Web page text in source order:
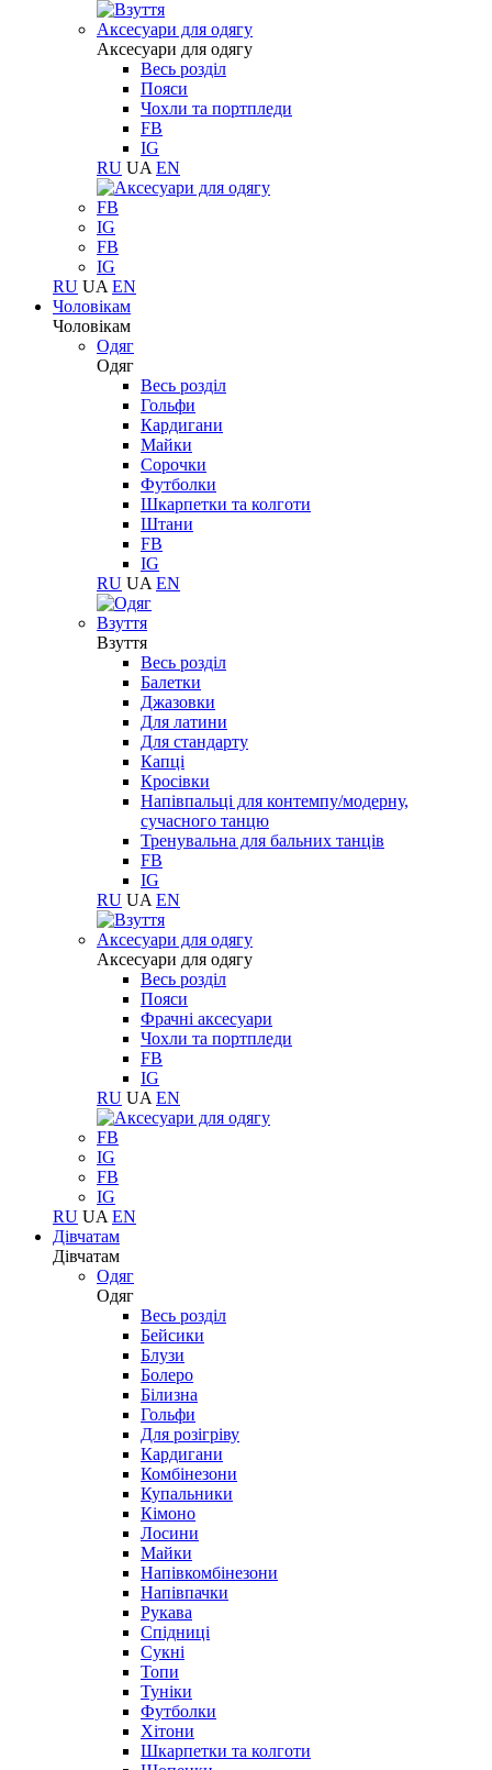
Aксесуари для одягу
Aксесуари для одягу
Весь розділ
Пояси
Чохли та портпледи
FB
IG
RU UA EN
FB
IG
FB
IG
RU UA EN
Чоловікам
Чоловікам
Одяг
Одяг
Весь розділ
Гольфи
Кардигани
Майки
Сорочки
Футболки
Шкарпетки та колготи
Штани
FB
IG
RU UA EN
Взуття
Взуття
Весь розділ
Балетки
Джазовки
Для латини
Для стандарту
Капці
Кросівки
Напівпальці для контемпу/модерну,
сучасного танцю
Тренувальна для бальних танців
FB
IG
RU UA EN
Aксесуари для одягу
Aксесуари для одягу
Весь розділ
Пояси
Фрачні аксесуари
Чохли та портпледи
FB
IG
RU UA EN
FB
IG
FB
IG
RU UA EN
Дівчатам
Дівчатам
Одяг
Одяг
Весь розділ
Бейсики
Блузи
Болеро
Білизна
Гольфи
Для розігріву
Кардигани
Комбінезони
Купальники
Кімоно
Лосини
Майки
Напівкомбінезони
Напівпачки
Рукава
Спідниці
Сукні
Топи
Туніки
Футболки
Хітони
Шкарпетки та колготи